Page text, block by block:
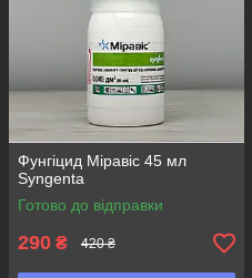
Фунгіцид Міравіс 45 мл
Syngenta
Готово до відправки
290 ₴ 420 ₴